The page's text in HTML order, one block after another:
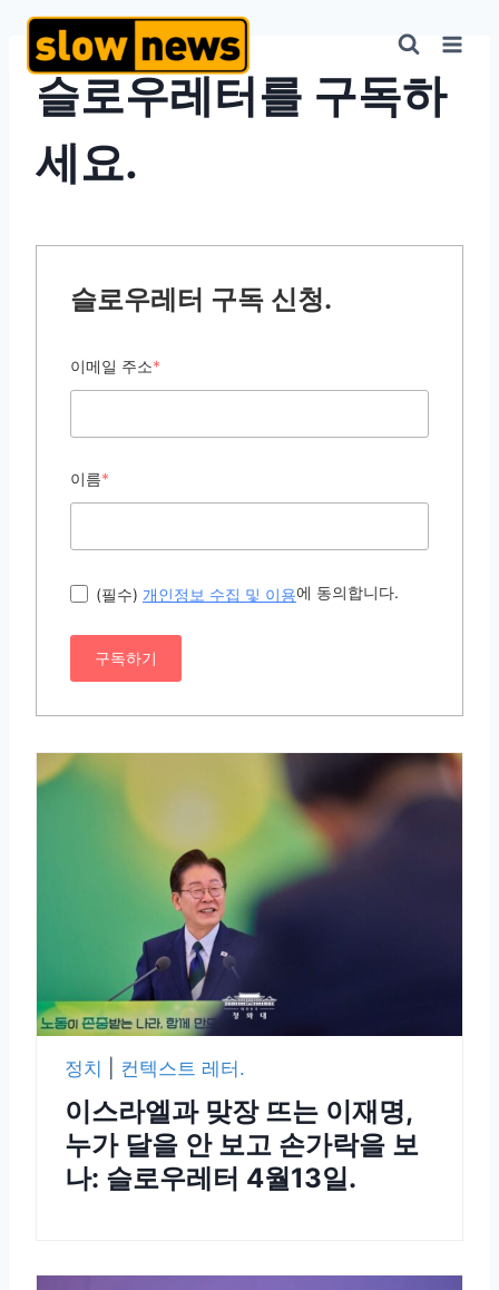
슬로우레터를 구독하
세요.
슬로우레터 구독 신청.
이메일 주소*
이름*
(필수) 개인정보 수집 및 이용에 동의합니다.
구독하기
정치 컨텍스트 레터.
이스라엘과 맞장 뜨는 이재명,
누가 달을 안 보고 손가락을 보
나: 슬로우레터 4월13일.